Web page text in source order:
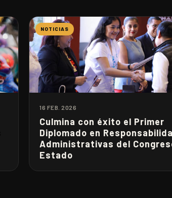
NOTICIAS
16 FEB. 2026
Culmina con éxito el Primer
Diplomado en
Administrativas del
Estado